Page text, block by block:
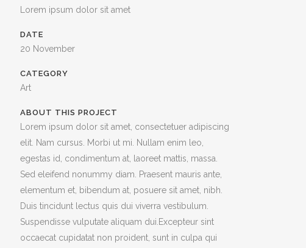
Lorem ipsum dolor sit amet
DATE
20 November
CATEGORY
Art
ABOUT THIS PROJECT
Lorem ipsum dolor sit amet, consectetuer adipiscing
elit. Nam cursus. Morbi ut mi. Nullam enim leo,
egestas id, condimentum at, laoreet mattis, massa.
Sed eleifend nonummy diam. Praesent mauris ante,
elementum et, bibendum at, posuere sit amet, nibh.
Duis tincidunt lectus quis dui viverra vestibulum.
Suspendisse vulputate aliquam dui.Excepteur sint
occaecat cupidatat non proident, sunt in culpa qui